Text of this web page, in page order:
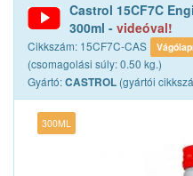
Castrol 15CF7C
300ml - videóval!
Cikkszám: 15CF7C-CAS
(csomagolási súly: 0.50 kg.)
Gyártó:CASTROL (gyártói
300ML